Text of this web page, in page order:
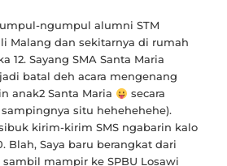
ngumpul alumni STM
Malang dan sekitarnya di rumah
12. Sayang SMA Santa Maria
batal deh acara mengenang
anak2 Santa Maria
secara
situ hehehehehe).
kirim-kirim SMS ngabarin kalo
Blah, Saya baru berangkat dari
mampir ke SPBU Losawi